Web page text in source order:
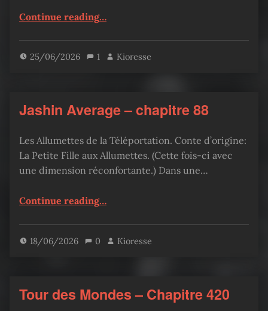
Continue reading…
25/06/2026 1 Kioresse
Jashin Average – chapitre 88
Les Allumettes de la Téléportation. Conte d’origine:
La Petite Fille aux Allumettes. (Cette fois-ci avec
une dimension réconfortante.) Dans une…
Continue reading“Jashin Average – chapitre 88”
…
18/06/2026 0 Kioresse
Tour des Mondes – Chapitre 420